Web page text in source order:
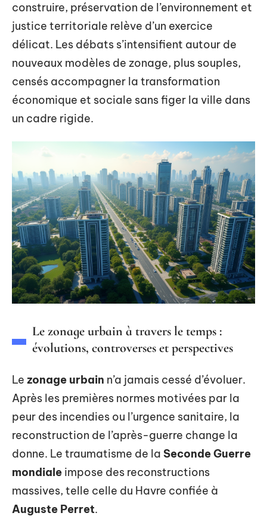
construire, préservation de l’environnement et
justice territoriale relève d’un exercice
délicat. Les débats s’intensifient autour de
nouveaux modèles de zonage, plus souples,
censés accompagner la transformation
économique et sociale sans figer la ville dans
un cadre rigide.
Le zonage urbain à travers le temps :
évolutions, controverses et perspectives
Le zonage urbain n’a jamais cessé d’évoluer.
Après les premières normes motivées par la
peur des incendies ou l’urgence sanitaire, la
reconstruction de l’après-guerre change la
donne. Le traumatisme de la Seconde Guerre
mondiale impose des reconstructions
massives, telle celle du Havre confiée à
Auguste Perret.